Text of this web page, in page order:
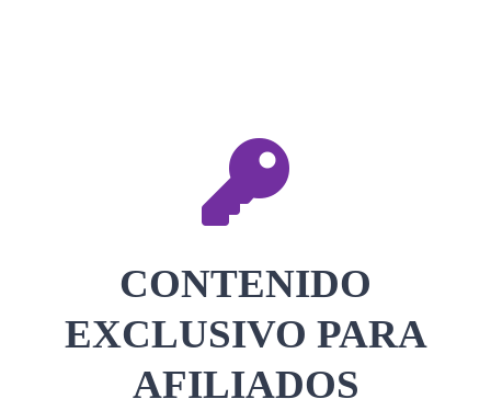
CONTENIDO
EXCLUSIVO PARA
AFILIADOS